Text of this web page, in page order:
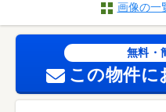
画像の一
無料・
この物件に